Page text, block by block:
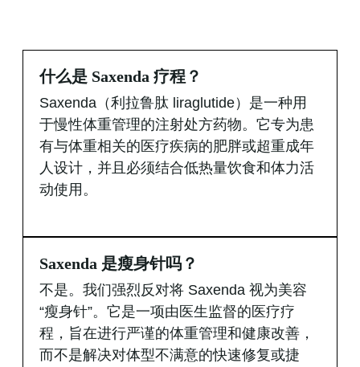
什么是 Saxenda 疗程？
Saxenda（利拉鲁肽 liraglutide）是一种用
于慢性体重管理的注射处方药物。它专为患
有与体重相关的医疗疾病的肥胖或超重成年
人设计，并且必须结合低热量饮食和体力活
动使用。
Saxenda 是瘦身针吗？
不是。我们强烈反对将 Saxenda 视为美容
“瘦身针”。它是一项由医生监督的医疗疗
程，旨在进行严谨的体重管理和健康改善，
而不是解决对体型不满意的快速修复或捷